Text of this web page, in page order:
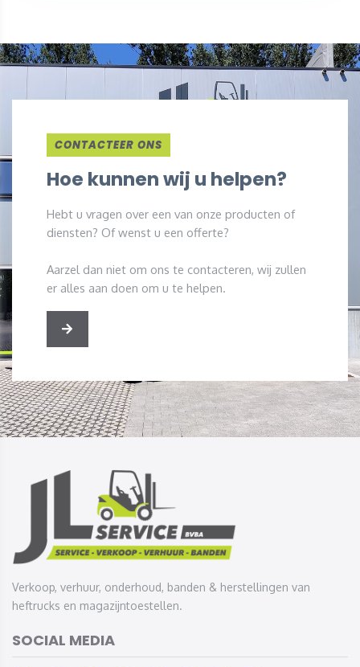
CONTACTEER ONS
Hoe kunnen wij u helpen?
Hebt u vragen over een van onze producten of
diensten? Of wenst u een offerte?
Aarzel dan niet om ons te contacteren, wij zullen
er alles aan doen om u te helpen.
Verkoop, verhuur, onderhoud, banden & herstellingen van
heftrucks en magazijntoestellen.
SOCIAL MEDIA